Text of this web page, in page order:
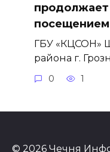
ГБУ «КЦСОН»
района г.
0 1
© 2026 Чечня